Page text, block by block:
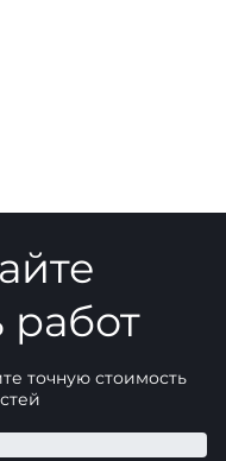
работ
точную стоимость